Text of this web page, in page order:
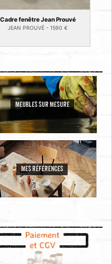
Cadre fenêtre Jean Prouvé
JEAN PROUVÉ - 1590 €
MEUBLES SUR MESURE
MES RÉFÉRENCES